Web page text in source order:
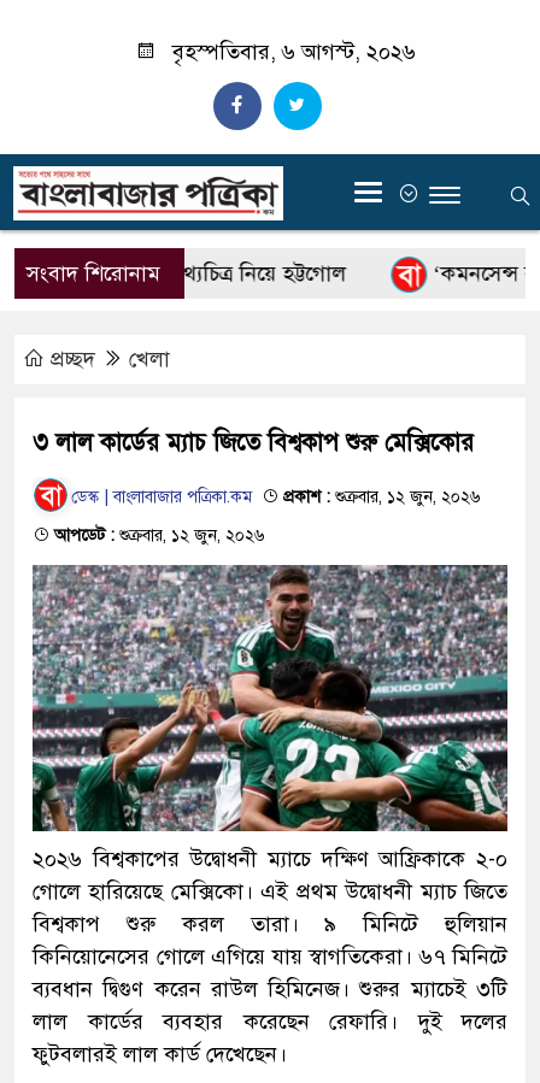
বৃহস্পতিবার, ৬ আগস্ট, ২০২৬
‍
সংবাদ শিরোনাম
অনুষ্ঠানে তথ্যচিত্র নিয়ে হট্টগোল ‘কমনসেন্স
প্রচ্ছদ খেলা
৩ লাল কার্ডের ম্যাচ জিতে বিশ্বকাপ শুরু মেক্সিকোর
ডেস্ক | বাংলাবাজার পত্রিকা.কম প্রকাশ : শুক্রবার, ১২ জুন, ২০২৬
আপডেট : শুক্রবার, ১২ জুন, ২০২৬
২০২৬ বিশ্বকাপের উদ্বোধনী ম্যাচে দক্ষিণ আফ্রিকাকে ২-০
গোলে হারিয়েছে মেক্সিকো। এই প্রথম উদ্বোধনী ম্যাচ জিতে
বিশ্বকাপ শুরু করল তারা। ৯ মিনিটে হুলিয়ান
কিনিয়োনেসের গোলে এগিয়ে যায় স্বাগতিকেরা। ৬৭ মিনিটে
ব্যবধান দ্বিগুণ করেন রাউল হিমিনেজ। শুরুর ম্যাচেই ৩টি
লাল কার্ডের ব্যবহার করেছেন রেফারি। দুই দলের
ফুটবলারই লাল কার্ড দেখেছেন।